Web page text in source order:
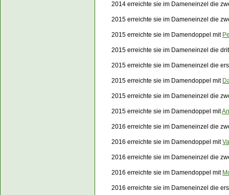
2014 erreichte sie im Dameneinzel die
2015 erreichte sie im Dameneinzel die
2015 erreichte sie im Damendoppel mit
2015 erreichte sie im Dameneinzel die
2015 erreichte sie im Dameneinzel die
2015 erreichte sie im Damendoppel mit
2015 erreichte sie im Dameneinzel die
2015 erreichte sie im Damendoppel mit
2016 erreichte sie im Dameneinzel die
2016 erreichte sie im Damendoppel mit
2016 erreichte sie im Dameneinzel die
2016 erreichte sie im Damendoppel mit
2016 erreichte sie im Dameneinzel die